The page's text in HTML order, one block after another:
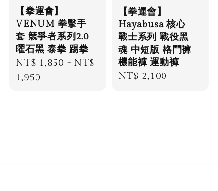
【拳運會】
VENUM 拳擊手
套 競爭者系列2.0
曜石黑 泰拳 踢拳
Regular
price
NT$ 1,850 - NT$
1,950
【拳運會】
Hayabusa 核心
戰士系列 戰役黑
魂 中短版 格鬥褲
機能褲 運動褲
Regular
NT$ 2,100